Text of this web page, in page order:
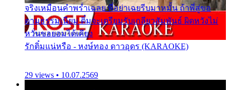
จริงเหมือนคำพร่ำเฉลย พี่อย่าเฉยรีบมาหมั้น ถ้าพี่สู่ขอ
ตามธรรมเนียม ติ๋มจะเตรียมรับเกลียวสัมพันธ์ ผิดหวังไม่
หวั่นขอยอมได้เคียง
รักติ๋มแน่หรือ - หงษ์ทอง ดาวอุดร (KARAOKE)
29 views • 10.07.2569